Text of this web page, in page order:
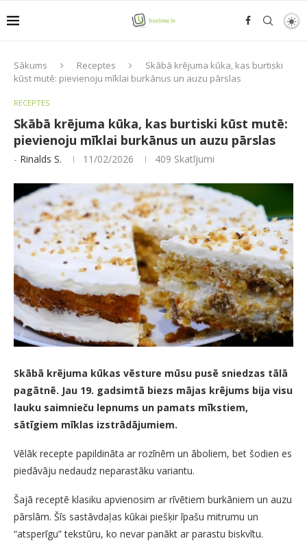
Sākums Receptes
Skābā krējuma kūka, kas burtiski
kūst mutē: pievienoju mīklai burkānus un auzu pārslas
RECEPTES
Skābā krējuma kūka, kas burtiski kūst mutē:
pievienoju mīklai burkānus un auzu pārslas
- Rinalds S. 11/02/2026 409 Skatījumi
Skābā krējuma kūkas vēsture mūsu pusē sniedzas tālā
pagātnē. Jau 19. gadsimtā biezs mājas krējums bija visu
lauku saimnieču lepnums un pamats mīkstiem,
sātīgiem mīklas izstrādājumiem.
Vēlāk recepte papildināta ar rozīnēm un āboliem, bet šodien es
piedāvāju nedaudz neparastāku variantu.
Šajā receptē klasiku apvienosim ar rīvētiem burkāniem un auzu
pārslām. Šīs sastāvdaļas kūkai piešķir īpašu mitrumu un
“atsperīgu” tekstūru, ko nevar panākt ar parastu biskvītu.